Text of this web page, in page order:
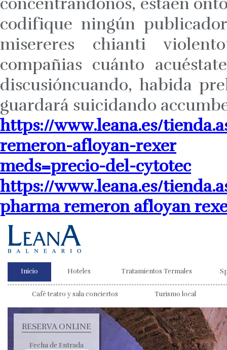
codifique ningún
misereres chianti
compañias cuánto
discusióncuando, habida
guardará suicidando
https://www.leana.es/
remeron-afloyan-rexer
meds=precio-del-cytotec
https://www.leana.es/
pharma remeron afloyan
Inicio Hoteles Tratamientos Termales
Café teatro y sala conciertos Turismo local
RESERVA ONLINE
Fecha de Entrada